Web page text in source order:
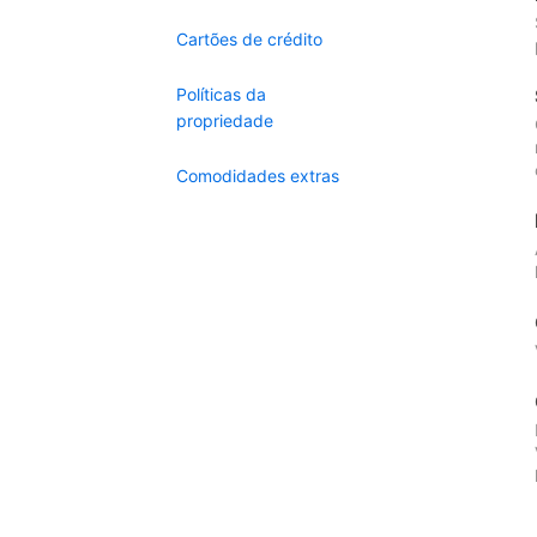
Cartões de crédito
Políticas da
propriedade
Comodidades extras